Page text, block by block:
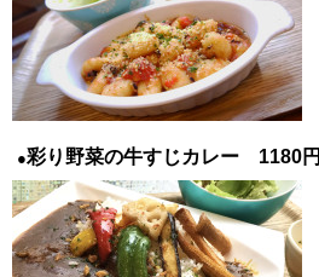
●彩り野菜の牛すじカレー 1180円